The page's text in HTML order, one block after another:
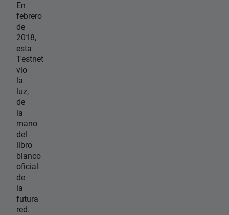
En
febrero
de
2018,
esta
Testnet
vio
la
luz,
de
la
mano
del
libro
blanco
oficial
de
la
futura
red.